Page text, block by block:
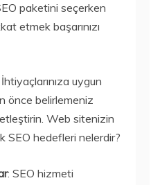
paketini seçerken
etmek başarınızı
uygun
önce belirlemeniz
Web sitenizin
SEO hedefleri nelerdir?
: SEO hizmeti